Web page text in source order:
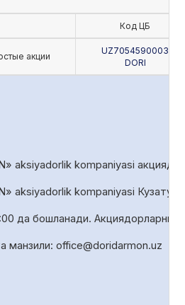
Код ЦБ
акции
UZ7054590003
DORI
aksiyadorlik kompaniyasi
aksiyadorlik kompaniyasi Кузатув
:00 да бошланади. Акциядорларни
манзили: office@doridarmon.uz